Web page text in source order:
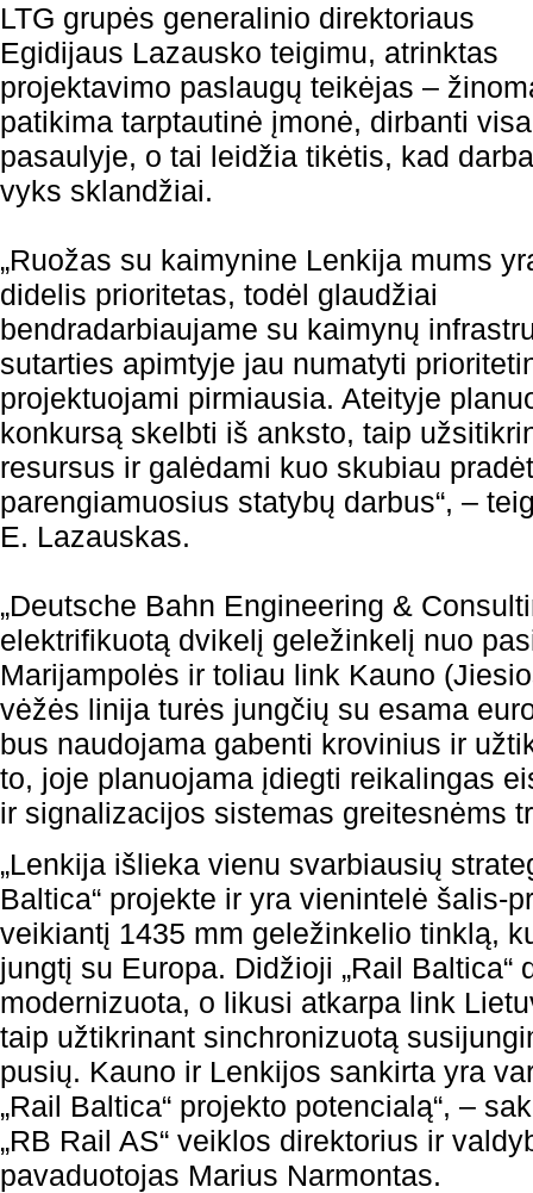
LTG grupės generalinio direktoriaus
Egidijaus Lazausko teigimu, atrinktas
projektavimo paslaugų teikėjas –
patikima tarptautinė įmonė, dirbanti
pasaulyje, o tai leidžia tikėtis, kad
vyks sklandžiai.
„Ruožas su kaimynine Lenkija mums
didelis prioritetas, todėl glaudžiai
bendradarbiaujame su kaimynų
sutarties apimtyje jau numatyti
projektuojami pirmiausia. Ateityje
konkursą skelbti iš anksto, taip
resursus ir galėdami kuo skubiau
parengiamuosius statybų darbus“, –
E. Lazauskas.
„Deutsche Bahn Engineering &
elektrifikuotą dvikelį geležinkelį nuo
Marijampolės ir toliau link Kauno
vėžės linija turės jungčių su esama
bus naudojama gabenti krovinius ir
to, joje planuojama įdiegti reikalingas
ir signalizacijos sistemas greitesnėms
„Lenkija išlieka vienu svarbiausių
Baltica“ projekte ir yra vienintelė šalis-
veikiantį 1435 mm geležinkelio tinklą,
jungtį su Europa. Didžioji „Rail Baltica“
modernizuota, o likusi atkarpa link
taip užtikrinant sinchronizuotą
pusių. Kauno ir Lenkijos sankirta yra
„Rail Baltica“ projekto potencialą“, –
„RB Rail AS“ veiklos direktorius ir
pavaduotojas Marius Narmontas.